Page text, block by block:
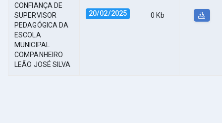
CONFIANÇA DE
SUPERVISOR
PEDAGÓGICA DA
ESCOLA
MUNICIPAL
COMPANHEIRO
LEÃO JOSÉ SILVA
20/02/2025 0 Kb